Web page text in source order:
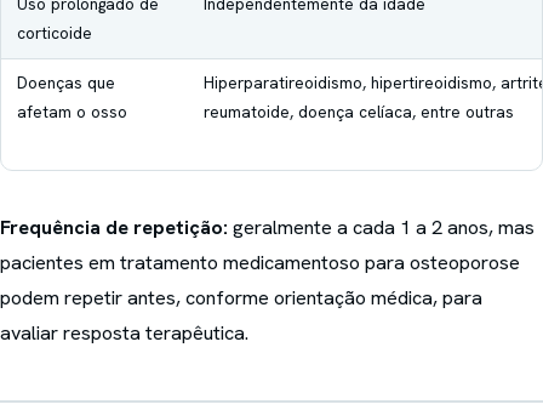
corticoide
Doenças que
afetam o osso
Hiperparatireoidismo, hipertireoidismo,
reumatoide, doença celíaca, entre outras
Frequência de repetição: geralmente a cada 1 a 2 anos, mas
pacientes em tratamento medicamentoso para osteoporose
podem repetir antes, conforme orientação médica, para
avaliar resposta terapêutica.